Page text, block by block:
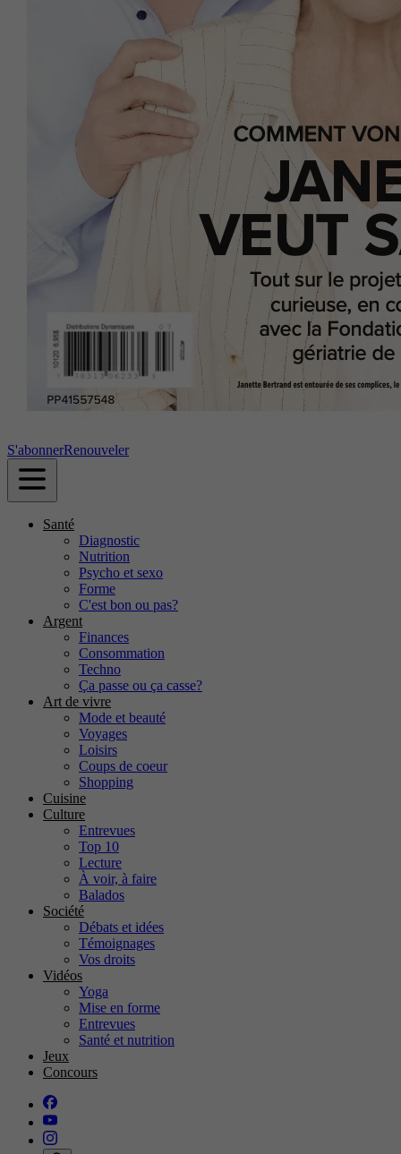
S'abonnerRenouveler
Santé
Diagnostic
Nutrition
Psycho et sexo
Forme
C'est bon ou pas?
Argent
Finances
Consommation
Techno
Ça passe ou ça casse?
Art de vivre
Mode et beauté
Voyages
Loisirs
Coups de coeur
Shopping
Cuisine
Culture
Entrevues
Top 10
Lecture
À voir, à faire
Balados
Société
Débats et idées
Témoignages
Vos droits
Vidéos
Yoga
Mise en forme
Entrevues
Santé et nutrition
Jeux
Concours